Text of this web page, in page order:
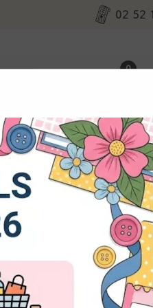
02 52
0
BONNES
#554 - Or
avis !
nos
non
Vous
à droite